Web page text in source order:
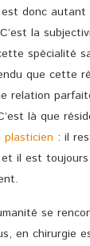
est donc autant
la
spécialité
que cette
relation
là que
plasticien : il
il est
se
en chirurgie